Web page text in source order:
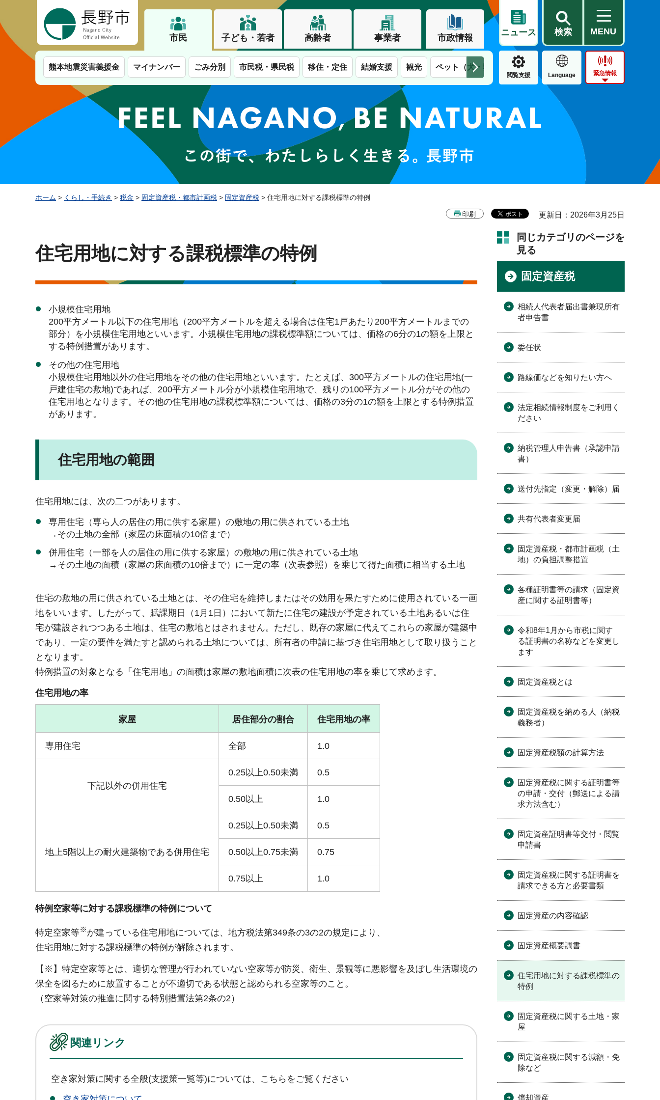
市民 子ども・若者 高齢者 事業者 市政情報
ニュース 検索 MENU
熊本地震災害義援金 マイナンバー ごみ分別 市民税・県民税 移住・定住 結婚支援 観光 ペット（犬・猫） 住民票・戸籍 公営住宅
閲覧支援 Language 緊急情報
この街で、わたしらしく生きる。長野市
ホーム > くらし・手続き > 税金 > 固定資産税・都市計画税 > 固定資産税 > 住宅用地に対する課税標準の特例
印刷 更新日：2026年3月25日
住宅用地に対する課税標準の特例
小規模住宅用地
200平方メートル以下の住宅用地（200平方メートルを超える場合は住宅1戸あたり200平方メートルまでの
部分）を小規模住宅用地といいます。小規模住宅用地の課税標準額については、価格の6分の1の額を上限と
する特例措置があります。
その他の住宅用地
小規模住宅用地以外の住宅用地をその他の住宅用地といいます。たとえば、300平方メートルの住宅用地(一
戸建住宅の敷地)であれば、200平方メートル分が小規模住宅用地で、残りの100平方メートル分がその他の
住宅用地となります。その他の住宅用地の課税標準額については、価格の3分の1の額を上限とする特例措置
があります。
住宅用地の範囲
住宅用地には、次の二つがあります。
専用住宅（専ら人の居住の用に供する家屋）の敷地の用に供されている土地
→その土地の全部（家屋の床面積の10倍まで）
併用住宅（一部を人の居住の用に供する家屋）の敷地の用に供されている土地
→その土地の面積（家屋の床面積の10倍まで）に一定の率（次表参照）を乗じて得た面積に相当する土地
住宅の敷地の用に供されている土地とは、その住宅を維持しまたはその効用を果たすために使用されている一画
地をいいます。したがって、賦課期日（1月1日）において新たに住宅の建設が予定されている土地あるいは住
宅が建設されつつある土地は、住宅の敷地とはされません。ただし、既存の家屋に代えてこれらの家屋が建築中
であり、一定の要件を満たすと認められる土地については、所有者の申請に基づき住宅用地として取り扱うこと
となります。
特例措置の対象となる「住宅用地」の面積は家屋の敷地面積に次表の住宅用地の率を乗じて求めます。
住宅用地の率
家屋 居住部分の割合 住宅用地の率
専用住宅 全部 1.0
下記以外の併用住宅
0.25以上0.50未満 0.5
0.50以上 1.0
地上5階以上の耐火建築物である併用住宅
0.25以上0.50未満 0.5
0.50以上0.75未満 0.75
0.75以上 1.0
特例空家等に対する課税標準の特例について
特定空家等※が建っている住宅用地については、地方税法第349条の3の2の規定により、
住宅用地に対する課税標準の特例が解除されます。
【※】特定空家等とは、適切な管理が行われていない空家等が防災、衛生、景観等に悪影響を及ぼし生活環境の
保全を図るために放置することが不適切である状態と認められる空家等のこと。
（空家等対策の推進に関する特別措置法第2条の2）
関連リンク
空き家対策に関する全般(支援策一覧等)については、こちらをご覧ください
同じカテゴリのページを
見る
固定資産税
相続人代表者届出書兼現所有
者申告書
委任状
路線価などを知りたい方へ
法定相続情報制度をご利用く
ださい
納税管理人申告書（承認申請
書）
送付先指定（変更・解除）届
共有代表者変更届
固定資産税・都市計画税（土
地）の負担調整措置
各種証明書等の請求（固定資
産に関する証明書等）
令和8年1月から市税に関す
る証明書の名称などを変更し
ます
固定資産税とは
固定資産税を納める人（納税
義務者）
固定資産税額の計算方法
固定資産税に関する証明書等
の申請・交付（郵送による請
求方法含む）
固定資産証明書等交付・閲覧
申請書
固定資産税に関する証明書を
請求できる方と必要書類
固定資産の内容確認
固定資産概要調書
住宅用地に対する課税標準の
特例
固定資産税に関する土地・家
屋
固定資産税に関する減額・免
除など
償却資産